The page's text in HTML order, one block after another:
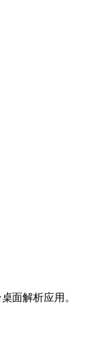
面解析应用。